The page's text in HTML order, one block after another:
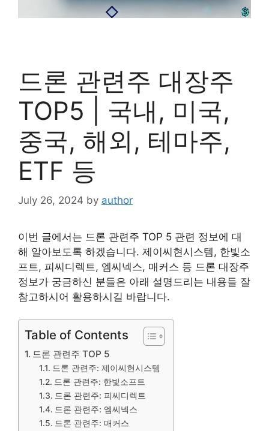
드론 관련주 대장주
TOP5 | 국내, 미국,
중국, 해외, 테마주,
ETF 등
July 26, 2024 by author
이번 글에서는 드론 관련주 TOP 5 관련 정보에 대
해 알아보도록 하겠습니다. 제이씨현시스템, 한빛소
프트, 피씨디렉트, 엠씨넥스, 매커스 등 드론 대장주
정보가 궁금하신 분들은 아래 설명드리는 내용들 잘
참고하시어 활용하시길 바랍니다.
Table of Contents
드론 관련주 TOP 5
드론 관련주: 제이씨현시스템
드론 관련주: 한빛소프트
드론 관련주: 피씨디렉트
드론 관련주: 엠씨넥스
드론 관련주: 매커스